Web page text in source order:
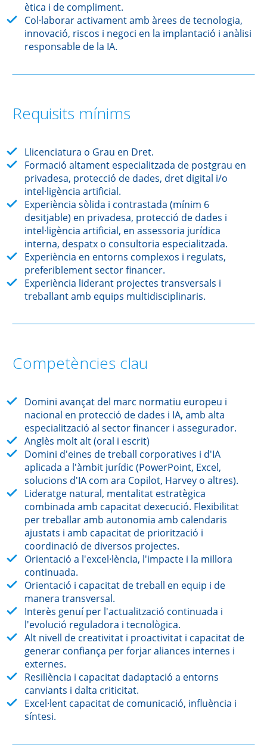
ètica i de compliment.
Col·laborar activament amb àrees de tecnologia,
innovació, riscos i negoci en la implantació i anàlisi
responsable de la IA.
Requisits mínims
Llicenciatura o Grau en Dret.
Formació altament especialitzada de postgrau en
privadesa, protecció de dades, dret digital i/o
intel·ligència artificial.
Experiència sòlida i contrastada (mínim 6
desitjable) en privadesa, protecció de dades i
intel·ligència artificial, en assessoria jurídica
interna, despatx o consultoria especialitzada.
Experiència en entorns complexos i regulats,
preferiblement sector financer.
Experiència liderant projectes transversals i
treballant amb equips multidisciplinaris.
Competències clau
Domini avançat del marc normatiu europeu i
nacional en protecció de dades i IA, amb alta
especialització al sector financer i assegurador.
Anglès molt alt (oral i escrit)
Domini d'eines de treball corporatives i d'IA
aplicada a l'àmbit jurídic (PowerPoint, Excel,
solucions d'IA com ara Copilot, Harvey o altres).
Lideratge natural, mentalitat estratègica
combinada amb capacitat dexecució. Flexibilitat
per treballar amb autonomia amb calendaris
ajustats i amb capacitat de priorització i
coordinació de diversos projectes.
Orientació a l'excel·lència, l'impacte i la millora
continuada.
Orientació i capacitat de treball en equip i de
manera transversal.
Interès genuí per l'actualització continuada i
l'evolució reguladora i tecnològica.
Alt nivell de creativitat i proactivitat i capacitat de
generar confiança per forjar aliances internes i
externes.
Resiliència i capacitat dadaptació a entorns
canviants i dalta criticitat.
Excel·lent capacitat de comunicació, influència i
síntesi.